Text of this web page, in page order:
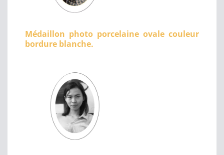
Médaillon photo porcelaine ovale couleur
bordure blanche.